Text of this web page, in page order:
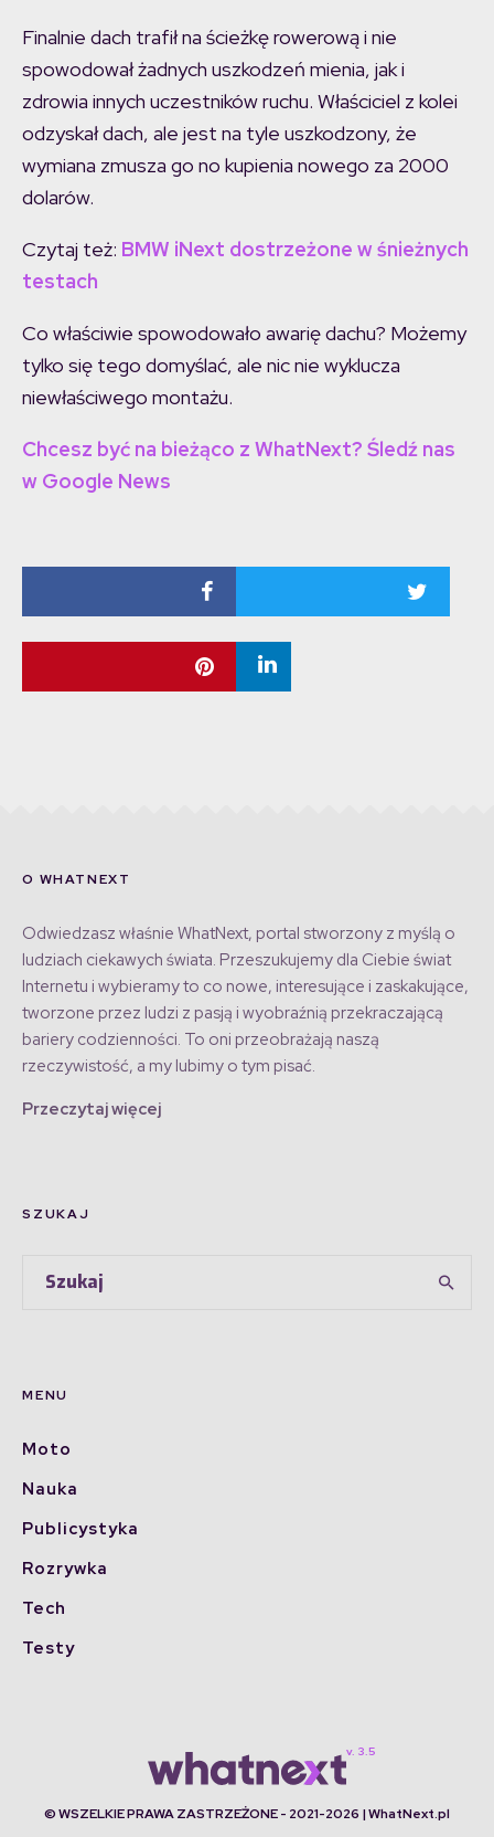
Finalnie dach trafił na ścieżkę rowerową i nie
spowodował żadnych uszkodzeń mienia, jak i
zdrowia innych uczestników ruchu. Właściciel z kolei
odzyskał dach, ale jest na tyle uszkodzony, że
wymiana zmusza go no kupienia nowego za 2000
dolarów.
Czytaj też: BMW iNext dostrzeżone w śnieżnych
testach
Co właściwie spowodowało awarię dachu? Możemy
tylko się tego domyślać, ale nic nie wyklucza
niewłaściwego montażu.
Chcesz być na bieżąco z WhatNext? Śledź nas
w Google News
O WHATNEXT
Odwiedzasz właśnie WhatNext, portal stworzony z myślą o
ludziach ciekawych świata. Przeszukujemy dla Ciebie świat
Internetu i wybieramy to co nowe, interesujące i zaskakujące,
tworzone przez ludzi z pasją i wyobraźnią przekraczającą
bariery codzienności. To oni przeobrażają naszą
rzeczywistość, a my lubimy o tym pisać.
Przeczytaj więcej
SZUKAJ
MENU
Moto
Nauka
Publicystyka
Rozrywka
Tech
Testy
© WSZELKIE PRAWA ZASTRZEŻONE - 2021-2026 | WhatNext.pl